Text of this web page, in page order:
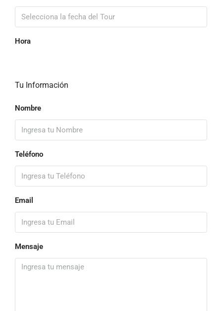
Hora
Tu Información
Nombre
Teléfono
Email
Mensaje